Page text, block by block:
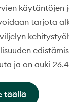
käytäntöjen
tarjota
ja on auki
täällä